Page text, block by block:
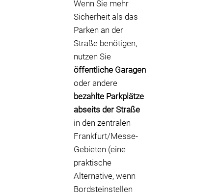
Wenn Sie mehr
Sicherheit als das
Parken an der
Straße benötigen,
nutzen Sie
öffentliche Garagen
oder andere
bezahlte Parkplätze
abseits der Straße
in den zentralen
Frankfurt/Messe-
Gebieten (eine
praktische
Alternative, wenn
Bordsteinstellen